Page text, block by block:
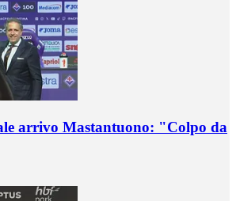
arrivo Mastantuono: "Colpo da